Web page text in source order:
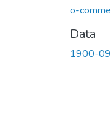
o-
Data
1900-